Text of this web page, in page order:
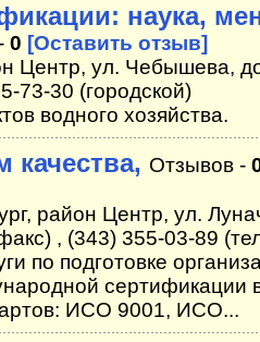
наука,
0 [Оставить отзыв]
Центр, ул. Чебышева,
73-30 (городской)
водного хозяйства.
качества, Отзывов -
район Центр, ул.
, (343) 355-03-89
по подготовке
сертификации
ИСО 9001, ИСО...